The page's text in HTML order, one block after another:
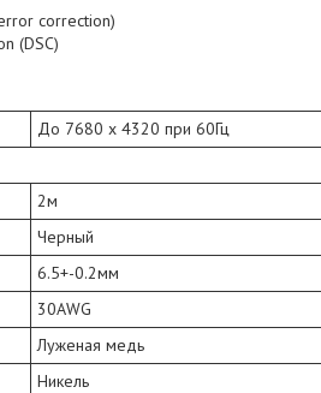
correction)
(DSC)
До 7680 x 4320 при 60Гц
2м
Черный
6.5+-0.2мм
30AWG
Луженая медь
Никель